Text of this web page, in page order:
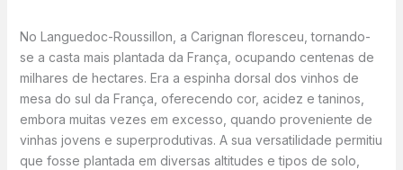
No Languedoc-Roussillon, a Carignan floresceu, tornando-
se a casta mais plantada da França, ocupando centenas de
milhares de hectares. Era a espinha dorsal dos vinhos de
mesa do sul da França, oferecendo cor, acidez e taninos,
embora muitas vezes em excesso, quando proveniente de
vinhas jovens e superprodutivas. A sua versatilidade permitiu
que fosse plantada em diversas altitudes e tipos de solo,